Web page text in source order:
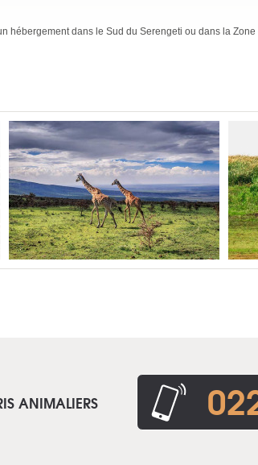
hébergement dans le Sud du Serengeti ou dans la
ANIMALIERS